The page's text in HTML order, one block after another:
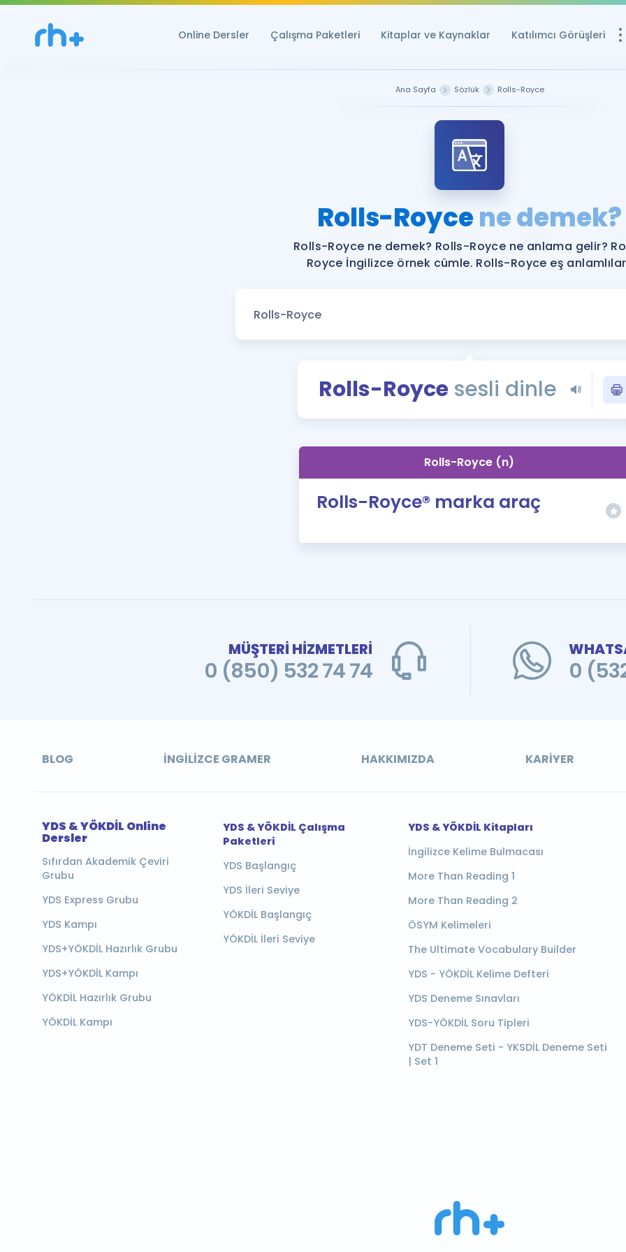
Online Dersler Çalışma Paketleri Kitaplar ve Kaynaklar Katılımcı Görüşleri
Ücretsiz
YDS ve YÖKDİL
YDS ve YÖKDİL'e
Tüm ÖSYM
Blog
YDS - YÖKDİL
İngilizce
Ana Sayfa Sözlük Rolls-Royce
Rolls-Roycene demek?
Rolls-Royce ne demek? Rolls-Royce ne anlama gelir?
Royce İngilizce örnek cümle. Rolls-Royce eş
Rolls-Roycesesli dinle
Rolls-Royce (n)
Rolls-Royce® marka araç
MÜŞTERİ HİZMETLERİ
0 (850) 532 74 74 0
BLOG İNGILIZCE GRAMER HAKKIMIZDA KARIYER
YDS & YÖKDİL Online
Dersler
Sıfırdan Akademik Çeviri
Grubu
YDS Express Grubu
YDS Kampı
YDS+YÖKDİL Hazırlık Grubu
YDS+YÖKDİL Kampı
YÖKDİL Hazırlık Grubu
YÖKDİL Kampı
YDS & YÖKDİL Çalışma
Paketleri
YDS Başlangıç
YDS İleri Seviye
YÖKDİL Başlangıç
YÖKDİL İleri Seviye
YDS & YÖKDİL Kitapları
İngilizce Kelime Bulmacası
More Than Reading 1
More Than Reading 2
ÖSYM Kelimeleri
The Ultimate Vocabulary Builder
YDS - YÖKDİL Kelime Defteri
YDS Deneme Sınavları
YDS-YÖKDİL Soru Tipleri
YDT Deneme Seti - YKSDİL Deneme Seti
| Set 1